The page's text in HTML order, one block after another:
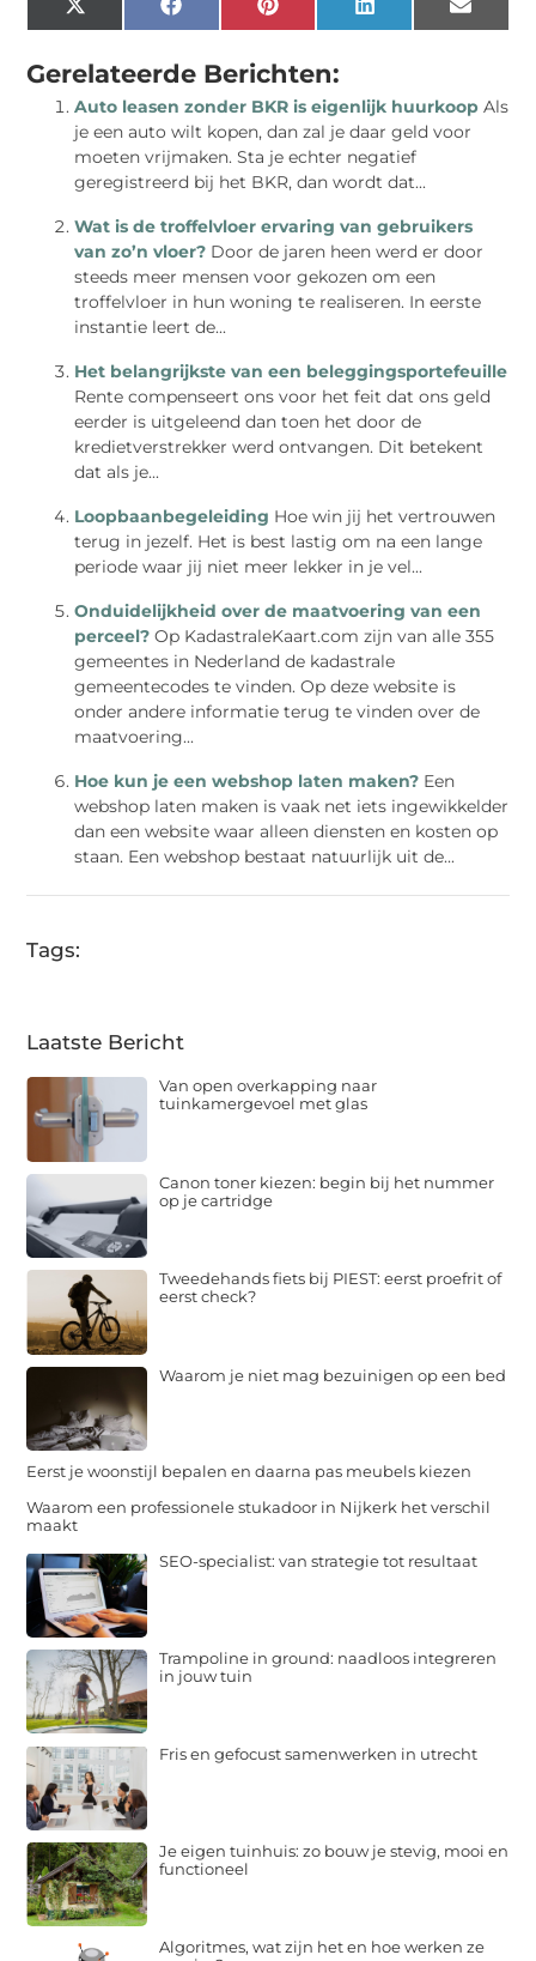
X
(Twitter)
FacebookPinterestLinkedInEmail
Gerelateerde Berichten:
Auto leasen zonder BKR is eigenlijk huurkoop Als
je een auto wilt kopen, dan zal je daar geld voor
moeten vrijmaken. Sta je echter negatief
geregistreerd bij het BKR, dan wordt dat...
Wat is de troffelvloer ervaring van gebruikers
van zo’n vloer? Door de jaren heen werd er door
steeds meer mensen voor gekozen om een
troffelvloer in hun woning te realiseren. In eerste
instantie leert de...
Het belangrijkste van een beleggingsportefeuille
Rente compenseert ons voor het feit dat ons geld
eerder is uitgeleend dan toen het door de
kredietverstrekker werd ontvangen. Dit betekent
dat als je...
Loopbaanbegeleiding Hoe win jij het vertrouwen
terug in jezelf. Het is best lastig om na een lange
periode waar jij niet meer lekker in je vel...
Onduidelijkheid over de maatvoering van een
perceel? Op KadastraleKaart.com zijn van alle 355
gemeentes in Nederland de kadastrale
gemeentecodes te vinden. Op deze website is
onder andere informatie terug te vinden over de
maatvoering...
Hoe kun je een webshop laten maken? Een
webshop laten maken is vaak net iets ingewikkelder
dan een website waar alleen diensten en kosten op
staan. Een webshop bestaat natuurlijk uit de...
Tags:
Laatste Bericht
Van open overkapping naar
tuinkamergevoel met glas
Canon toner kiezen: begin bij het nummer
op je cartridge
Tweedehands fiets bij PIEST: eerst proefrit of
eerst check?
Waarom je niet mag bezuinigen op een bed
Eerst je woonstijl bepalen en daarna pas meubels kiezen
Waarom een professionele stukadoor in Nijkerk het verschil
maakt
SEO-specialist: van strategie tot resultaat
Trampoline in ground: naadloos integreren
in jouw tuin
Fris en gefocust samenwerken in utrecht
Je eigen tuinhuis: zo bouw je stevig, mooi en
functioneel
Algoritmes, wat zijn het en hoe werken ze